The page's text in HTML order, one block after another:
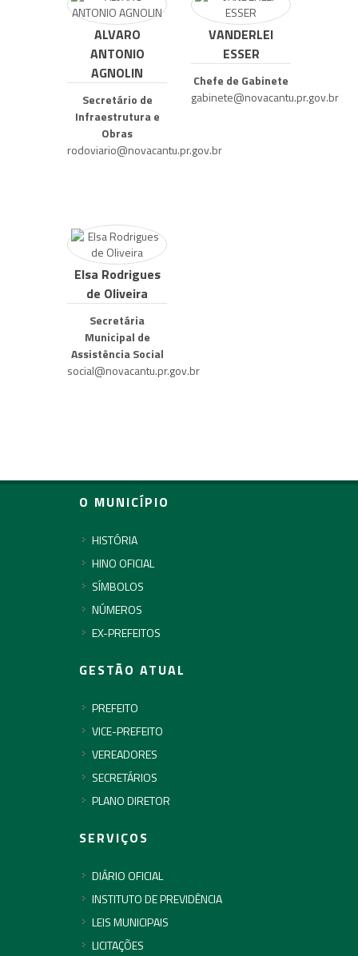
ALVARO
ANTONIO
AGNOLIN
Secretário de
Infraestrutura e
Obras
rodoviario@novacantu.pr.gov.br
VANDERLEI
ESSER
Chefe de Gabinete
gabinete@novacantu.pr.gov.br
Elsa Rodrigues
de Oliveira
Secretária
Municipal de
Assistência Social
social@novacantu.pr.gov.br
O MUNICÍPIO
HISTÓRIA
HINO OFICIAL
SÍMBOLOS
NÚMEROS
EX-PREFEITOS
GESTÃO ATUAL
PREFEITO
VICE-PREFEITO
VEREADORES
SECRETÁRIOS
PLANO DIRETOR
SERVIÇOS
DIÁRIO OFICIAL
INSTITUTO DE PREVIDÊNCIA
LEIS MUNICIPAIS
LICITAÇÕES